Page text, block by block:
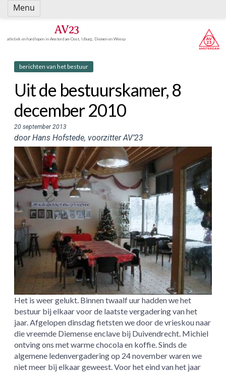
Spring
naar
AV23
atletiek en hardlopen in Amsterdam-Oost, IJburg, Diemen en Weesp
berichten van het bestuur
Uit de bestuurskamer, 8
december 2010
20 september 2013
door Hans Hofstede, voorzitter AV’23
Het is weer gelukt. Binnen twaalf uur hadden we het
bestuur bij elkaar voor de laatste vergadering van het
jaar. Afgelopen dinsdag fietsten we door de vrieskou naar
die vreemde Diemense enclave bij Duivendrecht. Michiel
ontving ons met warme chocola en koffie. Sinds de
algemene ledenvergadering op 24 november waren we
niet meer bij elkaar geweest. Voor het eind van het jaar
Menu